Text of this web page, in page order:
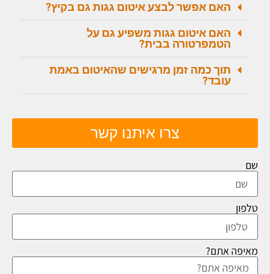
האם אפשר לבצע איטום גגות גם בקיץ?
האם איטום גגות משפיע גם על
הטמפרטורה בבית?
תוך כמה זמן מרגישים שהאיטום באמת
עובד?
צרו איתנו קשר
שם
טלפון
מאיפה אתם?